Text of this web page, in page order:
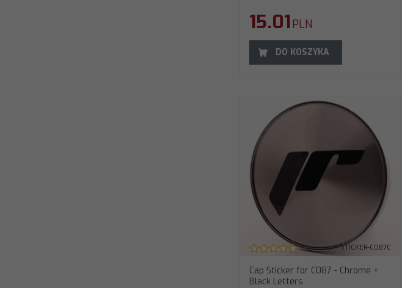
15.01PLN
DO KOSZYKA
STICKER-C087C
Cap Sticker for C087 - Chrome +
Black Letters